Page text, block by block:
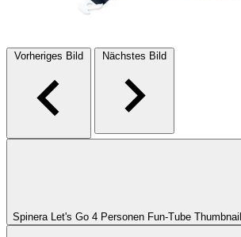
Vorheriges Bild Nächstes Bild